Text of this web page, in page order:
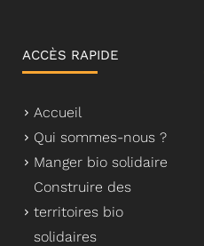
ACCÈS RAPIDE
Accueil
Qui sommes-nous ?
Manger bio solidaire
Construire des
territoires bio
solidaires